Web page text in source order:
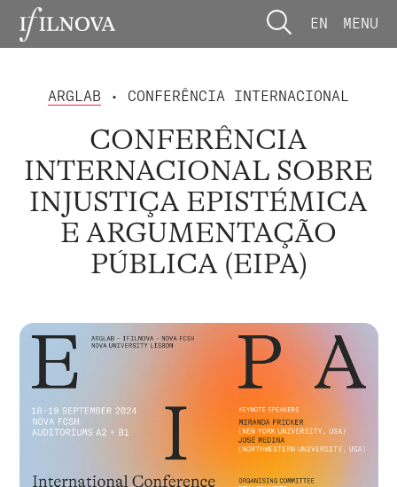
EN MENU
ARGLAB • CONFERÊNCIA INTERNACIONAL
CONFERÊNCIA
INTERNACIONAL SOBRE
INJUSTIÇA EPISTÉMICA
E ARGUMENTAÇÃO
PÚBLICA (EIPA)